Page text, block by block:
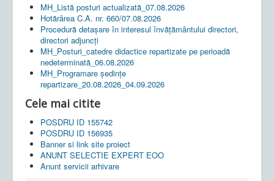
MH_Listă posturi actualizată_07.08.2026
Hotărârea C.A. nr. 660/07.08.2026
Procedură detașare în interesul învățământului directori,
directori adjuncți
MH_Posturi_catedre didactice repartizate pe perioadă
nedeterminată_06.08.2026
MH_Programare ședințe
repartizare_20.08.2026_04.09.2026
Cele mai citite
POSDRU ID 155742
POSDRU ID 156935
Banner si link site proiect
ANUNT SELECTIE EXPERT EOO
Anunt servicii arhivare